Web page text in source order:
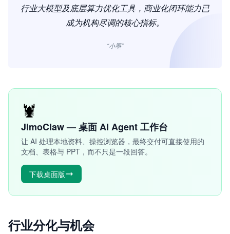
行业大模型及底层算力优化工具，商业化闭环能力已
成为机构尽调的核心指标。
“小墨”
🦞
JimoClaw — 桌面 AI Agent 工作台
让 AI 处理本地资料、操控浏览器，最终交付可直接使用的
文档、表格与 PPT，而不只是一段回答。
下载桌面版
行业分化与机会